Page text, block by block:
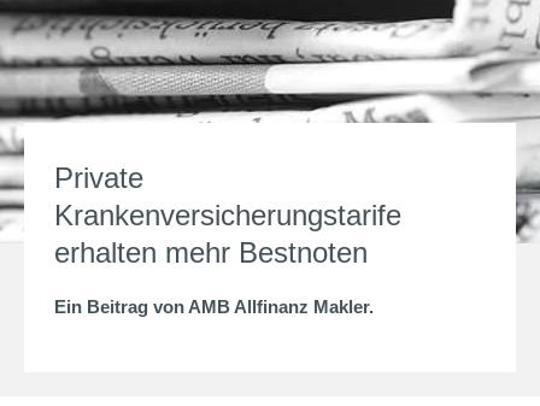
Private
Krankenversicherungstarife
erhalten mehr Bestnoten
Ein Beitrag von AMB Allfinanz Makler.